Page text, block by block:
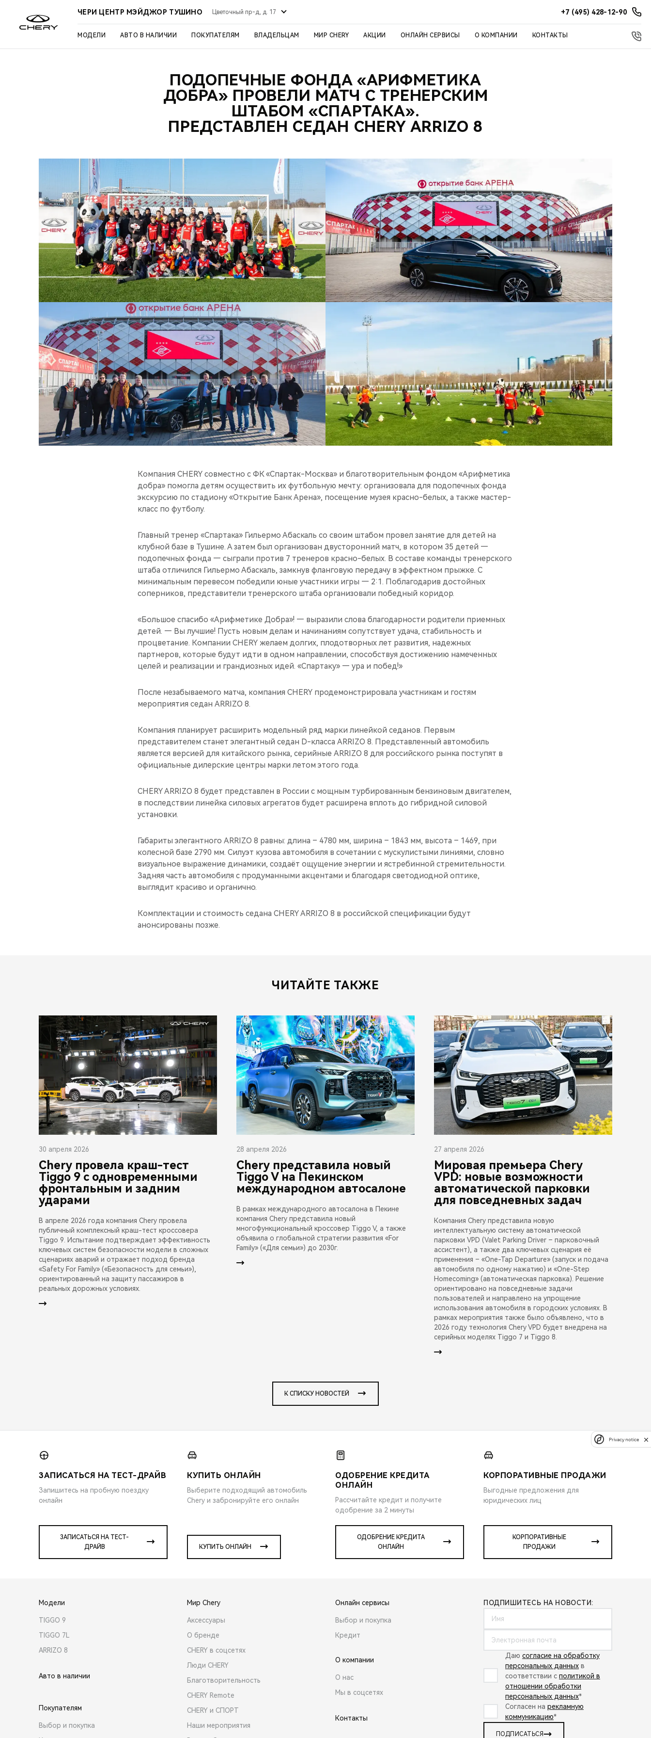
ЧЕРИ ЦЕНТР МЭЙДЖОР ТУШИНО Цветочный пр-д, д. 17 +7 (495) 428-12-90
МОДЕЛИ АВТО В НАЛИЧИИ ПОКУПАТЕЛЯМ ВЛАДЕЛЬЦАМ МИР CHERY АКЦИИ ОНЛАЙН СЕРВИСЫ О КОМПАНИИ КОНТАКТЫ
ПОДОПЕЧНЫЕ ФОНДА «АРИФМЕТИКА
ДОБРА» ПРОВЕЛИ МАТЧ С ТРЕНЕРСКИМ
ШТАБОМ «СПАРТАКА».
ПРЕДСТАВЛЕН СЕДАН CHERY ARRIZO 8
Компания CHERY совместно с ФК «Спартак-Москва» и благотворительным фондом «Арифметика
добра» помогла детям осуществить их футбольную мечту: организовала для подопечных фонда
экскурсию по стадиону «Открытие Банк Арена», посещение музея красно-белых, а также мастер-
класс по футболу.
Главный тренер «Спартака» Гильермо Абаскаль со своим штабом провел занятие для детей на
клубной базе в Тушине. А затем был организован двусторонний матч, в котором 35 детей —
подопечных фонда — сыграли против 7 тренеров красно-белых. В составе команды тренерского
штаба отличился Гильермо Абаскаль, замкнув фланговую передачу в эффектном прыжке. С
минимальным перевесом победили юные участники игры — 2:1. Поблагодарив достойных
соперников, представители тренерского штаба организовали победный коридор.
«Большое спасибо «Арифметике Добра»! — выразили слова благодарности родители приемных
детей. — Вы лучшие! Пусть новым делам и начинаниям сопутствует удача, стабильность и
процветание. Компании CHERY желаем долгих, плодотворных лет развития, надежных
партнеров, которые будут идти в одном направлении, способствуя достижению намеченных
целей и реализации и грандиозных идей. «Спартаку» — ура и побед!»
После незабываемого матча, компания CHERY продемонстрировала участникам и гостям
мероприятия седан ARRIZO 8.
Компания планирует расширить модельный ряд марки линейкой седанов. Первым
представителем станет элегантный седан D-класса ARRIZO 8. Представленный автомобиль
является версией для китайского рынка, серийные ARRIZO 8 для российского рынка поступят в
официальные дилерские центры марки летом этого года.
CHERY ARRIZO 8 будет представлен в России с мощным турбированным бензиновым двигателем,
в последствии линейка силовых агрегатов будет расширена вплоть до гибридной силовой
установки.
Габариты элегантного ARRIZO 8 равны: длина – 4780 мм, ширина – 1843 мм, высота – 1469, при
колесной базе 2790 мм. Силуэт кузова автомобиля в сочетании с мускулистыми линиями, словно
визуальное выражение динамики, создаёт ощущение энергии и ястребинной стремительности.
Задняя часть автомобиля с продуманными акцентами и благодаря светодиодной оптике,
выглядит красиво и органично.
Комплектации и стоимость седана CHERY ARRIZO 8 в российской спецификации будут
анонсированы позже.
ЧИТАЙТЕ ТАКЖЕ
30 апреля 2026
Chery провела краш-тест
Tiggo 9 с одновременными
фронтальным и задним
ударами
В апреле 2026 года компания Chery провела
публичный комплексный краш-тест кроссовера
Tiggo 9. Испытание подтверждает эффективность
ключевых систем безопасности модели в сложных
сценариях аварий и отражает подход бренда
«Safety For Family» («Безопасность для семьи»),
ориентированный на защиту пассажиров в
реальных дорожных условиях.
28 апреля 2026
Chery представила новый
Tiggo V на Пекинском
международном автосалоне
В рамках международного автосалона в Пекине
компания Chery представила новый
многофункциональный кроссовер Tiggo V, а также
объявила о глобальной стратегии развития «For
Family» («Для семьи») до 2030г.
27 апреля 2026
Мировая премьера Chery
VPD: новые возможности
автоматической парковки
для повседневных задач
Компания Chery представила новую
интеллектуальную систему автоматической
парковки VPD (Valet Parking Driver – парковочный
ассистент), а также два ключевых сценария её
применения – «One-Tap Departure» (запуск и подача
автомобиля по одному нажатию) и «One-Step
Homecoming» (автоматическая парковка). Решение
ориентировано на повседневные задачи
пользователей и направлено на упрощение
использования автомобиля в городских условиях. В
рамках мероприятия также было объявлено, что в
2026 году технология Chery VPD будет внедрена на
серийных моделях Tiggo 7 и Tiggo 8.
К СПИСКУ НОВОСТЕЙ
ЗАПИСАТЬСЯ НА ТЕСТ-ДРАЙВ
Запишитесь на пробную поездку
онлайн
ЗАПИСАТЬСЯ НА ТЕСТ-
ДРАЙВ
КУПИТЬ ОНЛАЙН
Выберите подходящий автомобиль
Chery и забронируйте его онлайн
КУПИТЬ ОНЛАЙН
ОДОБРЕНИЕ КРЕДИТА
ОНЛАЙН
Рассчитайте кредит и получите
одобрение за 2 минуты
ОДОБРЕНИЕ КРЕДИТА
ОНЛАЙН
КОРПОРАТИВНЫЕ ПРОДАЖИ
Выгодные предложения для
юридических лиц
КОРПОРАТИВНЫЕ
ПРОДАЖИ
Модели
TIGGO 9
TIGGO 7L
ARRIZO 8
Авто в наличии
Покупателям
Выбор и покупка
Мир Chery
Аксессуары
О бренде
CHERY в соцсетях
Люди CHERY
Благотворительность
CHERY Remote
CHERY и СПОРТ
Наши мероприятия
Онлайн сервисы
Выбор и покупка
Кредит
О компании
О нас
Мы в соцсетях
Контакты
ПОДПИШИТЕСЬ НА НОВОСТИ:
Даю согласие на обработку
персональных данных в
соответствии с политикой в
отношении обработки
персональных данных*
Согласен на рекламную
коммуникацию*
ПОДПИСАТЬСЯ
Privacy notice